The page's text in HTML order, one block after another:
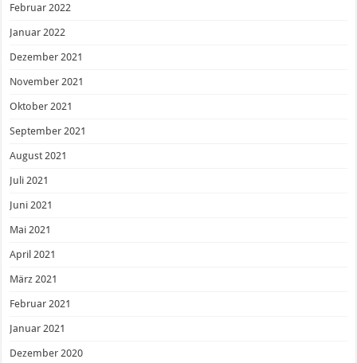
Februar 2022
Januar 2022
Dezember 2021
November 2021
Oktober 2021
September 2021
August 2021
Juli 2021
Juni 2021
Mai 2021
April 2021
März 2021
Februar 2021
Januar 2021
Dezember 2020